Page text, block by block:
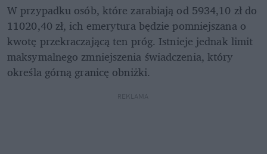
W przypadku osób, które zarabiają od 5934,10 zł do
11020,40 zł, ich emerytura będzie pomniejszana o
kwotę przekraczającą ten próg. Istnieje jednak limit
maksymalnego zmniejszenia świadczenia, który
określa górną granicę obniżki.
REKLAMA